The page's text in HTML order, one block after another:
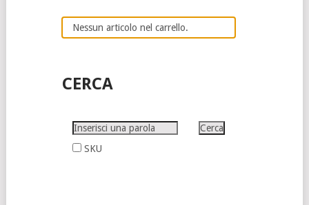
Nessun articolo nel carrello.
CERCA
SKU